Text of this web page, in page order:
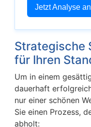
Jetzt Analyse
Strategische
für Ihren
Um in einem
dauerhaft
nur einer schönen
Sie einen Prozess,
abholt: